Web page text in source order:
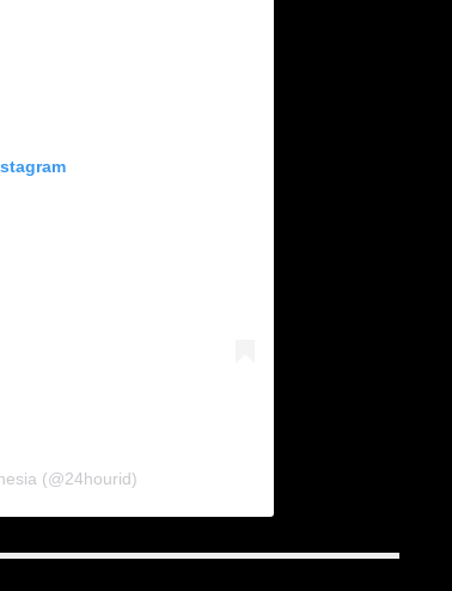
(@24hourid)